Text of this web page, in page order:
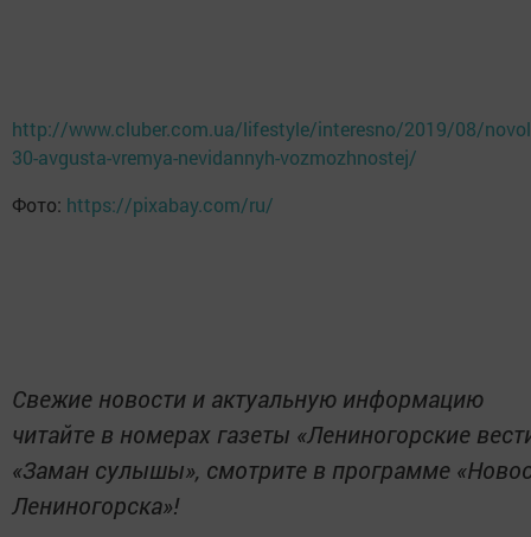
http://www.cluber.com.ua/lifestyle/interesno/2019/08/
30-avgusta-vremya-nevidannyh-vozmozhnostej/
Фото: https://pixabay.com/ru/
Свежие новости и актуальную информацию
читайте в номерах газеты «Лениногорские
«Заман сулышы», смотрите в программе
Лениногорска»!